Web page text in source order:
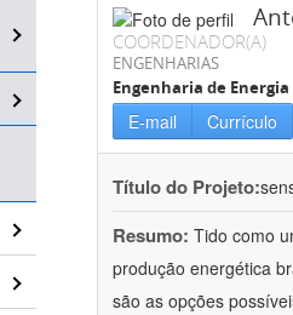
COORDENADOR(A)
ENGENHARIAS
Engenharia de Energia
E-mail Currículo
Título do Projeto:
Resumo: Tido como
produção energética
são as opções